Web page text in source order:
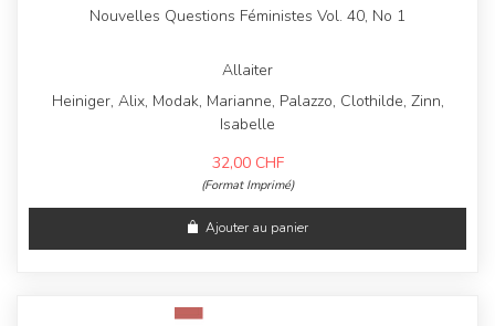
Nouvelles Questions Féministes Vol. 40, No 1
Allaiter
Heiniger, Alix, Modak, Marianne, Palazzo, Clothilde, Zinn,
Isabelle
32,00 CHF
(Format Imprimé)
Ajouter au panier